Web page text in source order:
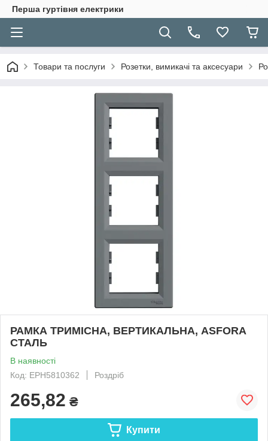
Перша гуртівня електрики
Товари та послуги Розетки, вимикачі та аксесуари
РАМКА ТРИМІСНА, ВЕРТИКАЛЬНА, ASFORA
СТАЛЬ
В наявності
Код: EPH5810362
Роздріб
265,82 ₴
Купити